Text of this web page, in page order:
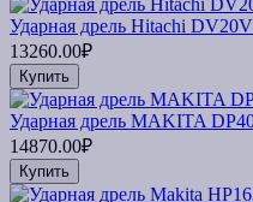
Ударная дрель Hitachi
13260.00₽
Купить
Ударная дрель MAKITA
14870.00₽
Купить